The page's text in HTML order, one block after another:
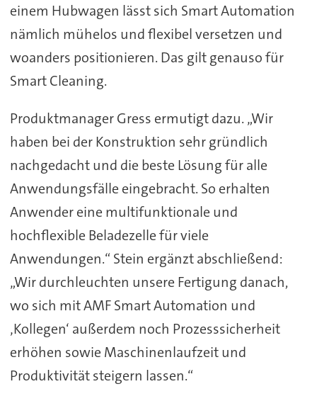
einem Hubwagen lässt sich Smart Automation
nämlich mühelos und flexibel versetzen und
woanders positionieren. Das gilt genauso für
Smart Cleaning.
Produktmanager Gress ermutigt dazu. „Wir
haben bei der Konstruktion sehr gründlich
nachgedacht und die beste Lösung für alle
Anwendungsfälle eingebracht. So erhalten
Anwender eine multifunktionale und
hochflexible Beladezelle für viele
Anwendungen.“ Stein ergänzt abschließend:
„Wir durchleuchten unsere Fertigung danach,
wo sich mit AMF Smart Automation und
‚Kollegen‘ außerdem noch Prozesssicherheit
erhöhen sowie Maschinenlaufzeit und
Produktivität steigern lassen.“